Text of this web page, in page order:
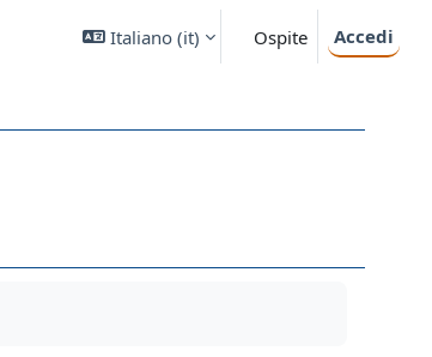
Italiano ‎(it)‎ Ospite Accedi